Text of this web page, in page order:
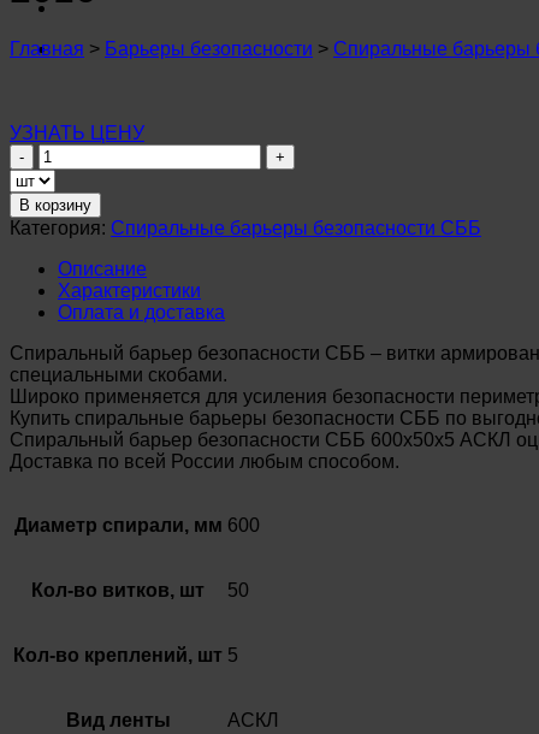
Главная > Барьеры безопасности > Спиральные барьеры
УЗНАТЬ ЦЕНУ
Количество
товара
Спиральный
барьер
безопасности
СББ
600х50х5
АСКЛ
оцинкованный
ГОСТ
57278-
2016
В корзину
Категория: Спиральные барьеры безопасности СББ
Описание
Характеристики
Оплата и доставка
Спиральный барьер безопасности СББ – витки
специальными скобами.
Широко применяется для усиления безопасности
Купить спиральные барьеры безопасности СББ по
Спиральный барьер безопасности СББ 600х50х5 АСКЛ
Доставка по всей России любым способом.
Диаметр спирали, мм 600
Кол-во витков, шт 50
Кол-во креплений, шт 5
Вид ленты АСКЛ